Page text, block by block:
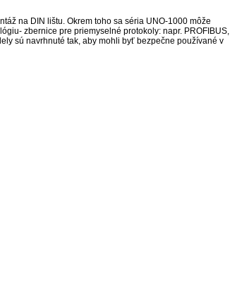
na DIN lištu. Okrem toho sa séria UNO-1000 môže
zbernice pre priemyselné protokoly: napr. PROFIBUS,
sú navrhnuté tak, aby mohli byť bezpečne používané v